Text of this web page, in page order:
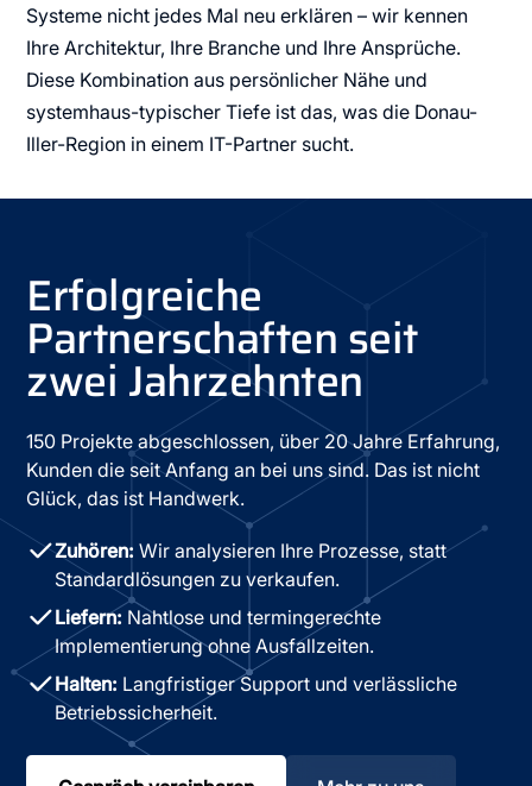
Systeme nicht jedes Mal neu erklären – wir kennen
Ihre Architektur, Ihre Branche und Ihre Ansprüche.
Diese Kombination aus persönlicher Nähe und
systemhaus-typischer Tiefe ist das, was die Donau-
Iller-Region in einem IT-Partner sucht.
Erfolgreiche
Partnerschaften seit
zwei Jahrzehnten
150 Projekte abgeschlossen, über 20 Jahre Erfahrung,
Kunden die seit Anfang an bei uns sind. Das ist nicht
Glück, das ist Handwerk.
Zuhören: Wir analysieren Ihre Prozesse, statt
Standardlösungen zu verkaufen.
Liefern: Nahtlose und termingerechte
Implementierung ohne Ausfallzeiten.
Halten: Langfristiger Support und verlässliche
Betriebssicherheit.